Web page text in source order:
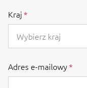
Kraj
Wybierz kraj
Adres e-mailowy